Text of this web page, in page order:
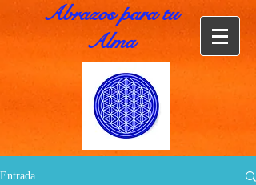
Abrazos para tu
Alma
Entrada